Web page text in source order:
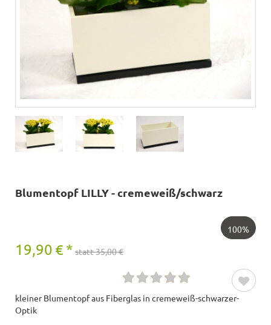
Blumentopf LILLY - cremeweiß/schwarz
100%
19,90 € * statt 35,00 €
kleiner Blumentopf aus Fiberglas in cremeweiß-schwarzer-
Optik